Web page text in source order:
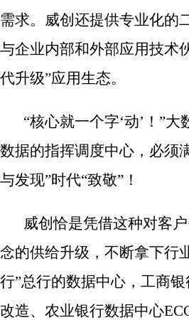
需求。威创还提供专业化的
与企业内部和外部应用技术
代升级”应用生态。
“核心就一个字‘动’！”大
数据的指挥调度中心，必须
与发现”时代“致敬”！
威创恰是凭借这种对客户
念的供给升级，不断拿下行
行”总行的数据中心，工商
改造、农业银行数据中心